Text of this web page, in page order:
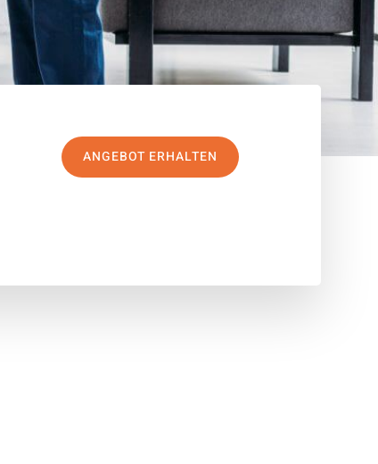
ANGEBOT ERHALTEN